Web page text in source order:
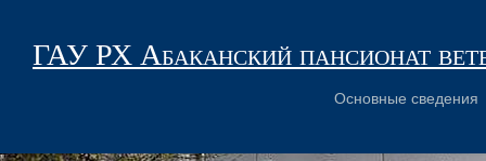
ГАУ РХ Абаканский пансионат
Основные сведения